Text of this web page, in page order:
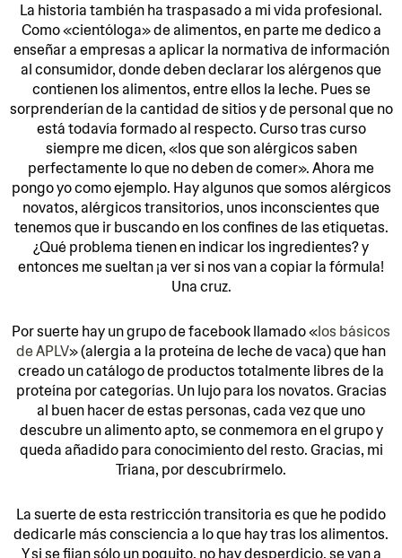
La historia también ha traspasado a mi vida profesional.
Como «cientóloga» de alimentos, en parte me dedico a
enseñar a empresas a aplicar la normativa de información
al consumidor, donde deben declarar los alérgenos que
contienen los alimentos, entre ellos la leche. Pues se
sorprenderían de la cantidad de sitios y de personal que no
está todavía formado al respecto. Curso tras curso
siempre me dicen, «los que son alérgicos saben
perfectamente lo que no deben de comer». Ahora me
pongo yo como ejemplo. Hay algunos que somos alérgicos
novatos, alérgicos transitorios, unos inconscientes que
tenemos que ir buscando en los confines de las etiquetas.
¿Qué problema tienen en indicar los ingredientes? y
entonces me sueltan ¡a ver si nos van a copiar la fórmula!
Una cruz.
Por suerte hay un grupo de facebook llamado «los básicos
de APLV» (alergia a la proteína de leche de vaca) que han
creado un catálogo de productos totalmente libres de la
proteína por categorías. Un lujo para los novatos. Gracias
al buen hacer de estas personas, cada vez que uno
descubre un alimento apto, se conmemora en el grupo y
queda añadido para conocimiento del resto. Gracias, mi
Triana, por descubrírmelo.
La suerte de esta restricción transitoria es que he podido
dedicarle más consciencia a lo que hay tras los alimentos.
Y si se fijan sólo un poquito, no hay desperdicio, se van a